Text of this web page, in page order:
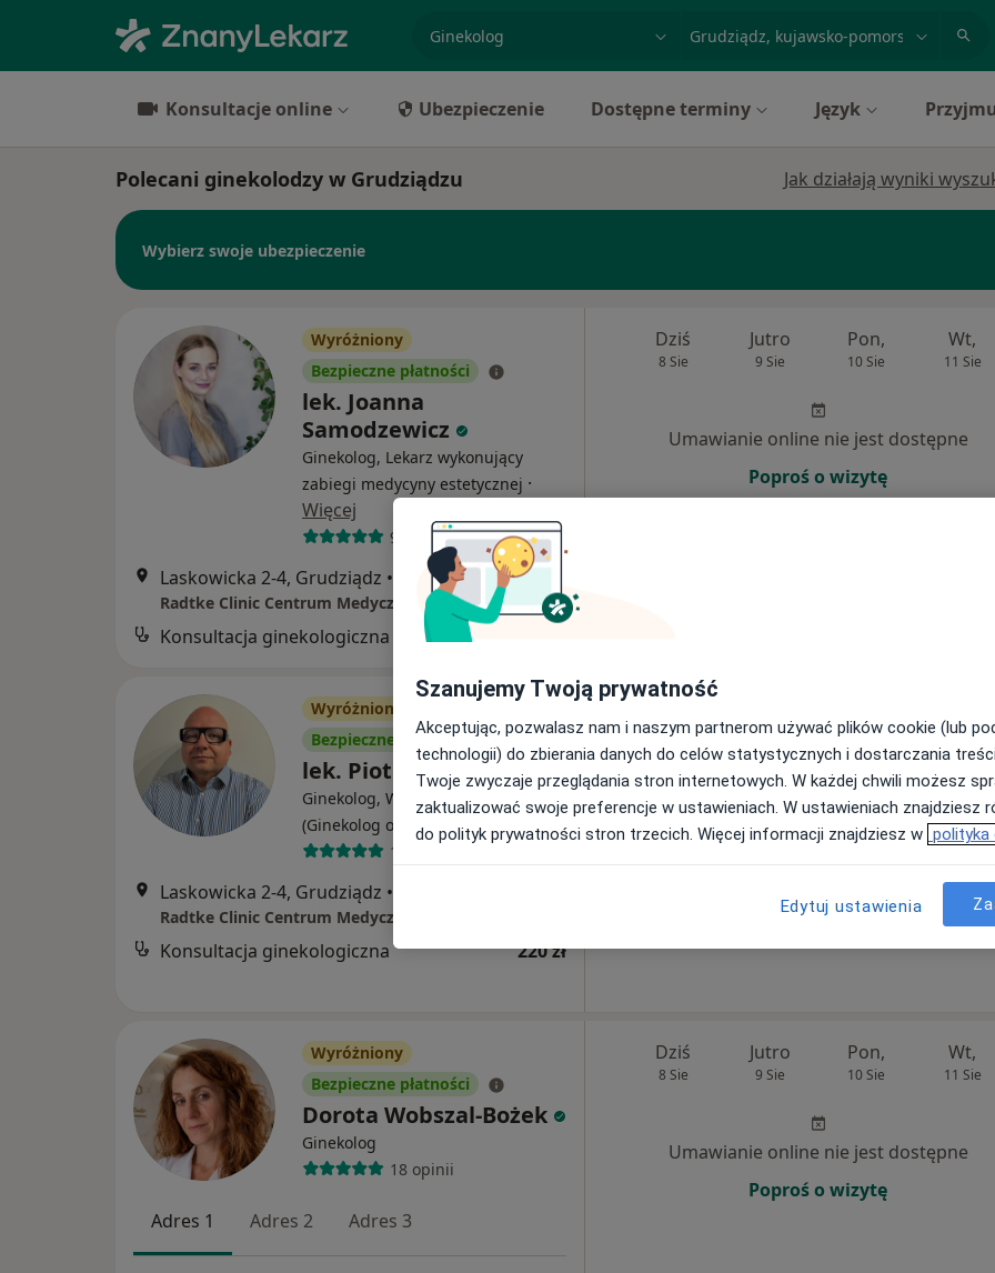
Konsultacje online Ubezpieczenie Dostępne terminy Język
Polecani ginekolodzy w Grudziądzu Jak działają wyniki
Wybierz swoje ubezpieczenie
Wyróżniony
Bezpieczne płatności
lek. Joanna
Samodzewicz
Ginekolog, Lekarz wykonujący
zabiegi medycyny estetycznej ·
Więcej
98 opinii
Laskowicka 2-4, Grudziądz • Mapa
Radtke Clinic Centrum Medyczne
Konsultacja ginekologiczna
Dziś
8 Sie
Jutro
9 Sie
Pon,
10 Sie
Wt,
11 Sie
Umawianie online nie jest dostępne
Poproś o wizytę
Wyróżniony
Bezpieczne płatności
lek. Piotr Bernard
Ginekolog, W trakcie specjalizacji
(Ginekolog onkologiczny)
Więcej
113 opinii
Laskowicka 2-4, Grudziądz •
Radtke Clinic Centrum Medyczne
Konsultacja ginekologiczna 220 zł
8 Sie 9 Sie 10 Sie 11 Sie
Umawianie online nie jest dostępne
Poproś o wizytę
Wyróżniony
Bezpieczne płatności
Dorota Wobszal-Bożek
Ginekolog
18 opinii
Adres 1 Adres 2 Adres 3
Dziś
8 Sie
Jutro
9 Sie
Pon,
10 Sie
Wt,
11 Sie
Umawianie online nie jest dostępne
Poproś o wizytę
Szanujemy Twoją prywatność
Akceptując, pozwalasz nam i naszym partnerom używać plików cookie (lub
technologii) do zbierania danych do celów statystycznych i dostarczania
Twoje zwyczaje przeglądania stron internetowych. W każdej chwili możesz
zaktualizować swoje preferencje w ustawieniach. W ustawieniach znajdziesz
do polityk prywatności stron trzecich. Więcej informacji znajdziesz w polityka
Edytuj ustawienia